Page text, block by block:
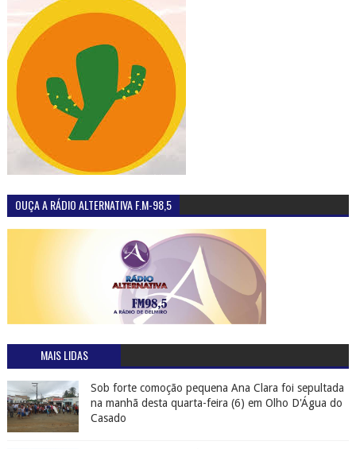
OUÇA A RÁDIO ALTERNATIVA F.M-98,5
MAIS LIDAS
Sob forte comoção pequena Ana Clara foi sepultada
na manhã desta quarta-feira (6) em Olho D'Água do
Casado